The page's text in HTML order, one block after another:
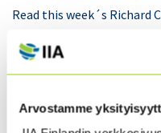
Arvostamme
Read this week´s Richard
Listen”.
several aspects of